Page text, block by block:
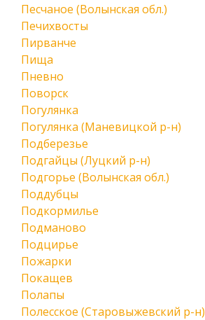
Песчаное (Волынская обл.)
Печихвосты
Пирванче
Пища
Пневно
Поворск
Погулянка
Погулянка (Маневицкой р-н)
Подберезье
Подгайцы (Луцкий р-н)
Подгорье (Волынская обл.)
Поддубцы
Подкормилье
Подманово
Подцирье
Пожарки
Покащев
Полапы
Полесское (Старовыжевский р-н)